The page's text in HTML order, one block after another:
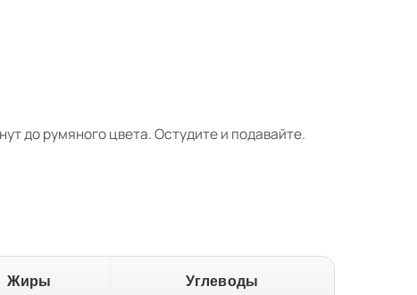
до румяного цвета. Остудите и подавайте.
Жиры Углеводы